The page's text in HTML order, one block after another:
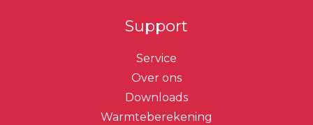
Support
Service
Over ons
Downloads
Warmteberekening